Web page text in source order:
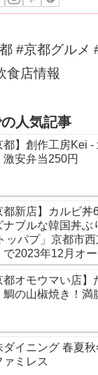
#京都グルメ
食店情報
人気記事
都】創作工房Kei -
激安弁当250円
都新店】カルビ丼
ナブルな韓国丼ぶ
ッパプ」京都市
で2023年12月オ
都オモウマい店
鯛の山椒焼き！満
ダイニング 春夏
ァミレス